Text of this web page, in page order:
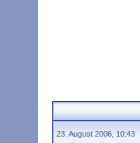
23. August 2006, 10:43